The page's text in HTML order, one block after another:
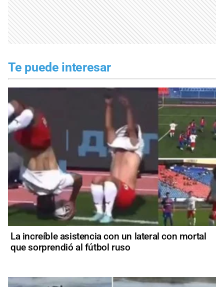
Te puede interesar
La increíble asistencia con un lateral con mortal
que sorprendió al fútbol ruso